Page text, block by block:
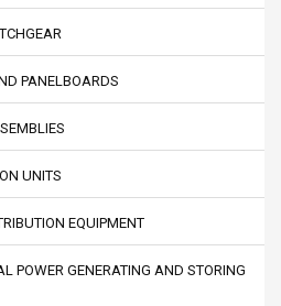
PANELBOARDS
UNITS
EQUIPMENT
POWER GENERATING AND STORING